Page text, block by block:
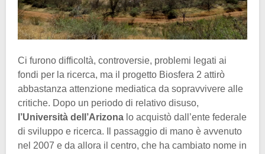
Ci furono difficoltà, controversie, problemi legati ai
fondi per la ricerca, ma il progetto Biosfera 2 attirò
abbastanza attenzione mediatica da sopravvivere alle
critiche. Dopo un periodo di relativo disuso,
l’Università dell’Arizona lo acquistò dall’ente federale
di sviluppo e ricerca. Il passaggio di mano è avvenuto
nel 2007 e da allora il centro, che ha cambiato nome in